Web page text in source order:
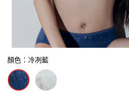
顏色：冷冽藍